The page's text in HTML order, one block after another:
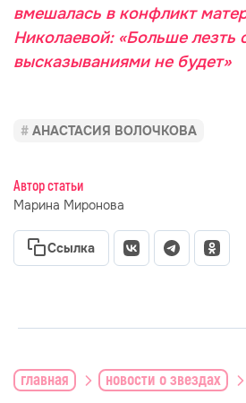
вмешалась в конфликт
Николаевой: «Больше лезть
высказываниями не будет»
АНАСТАСИЯ ВОЛОЧКОВА
Автор статьи
Марина Миронова
Ссылка
главная новости о звездах